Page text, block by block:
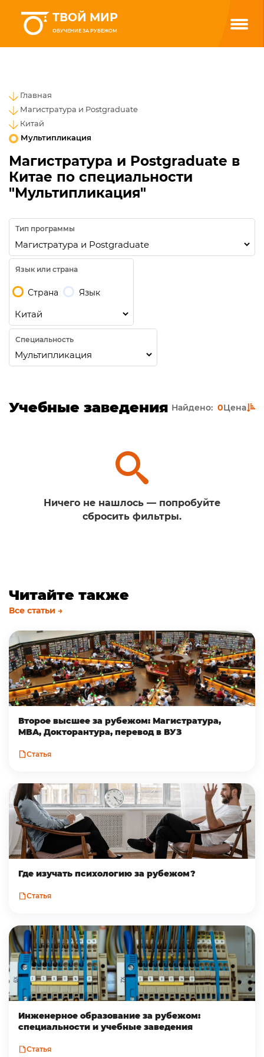
ТВОЙ МИР
ОБУЧЕНИЕ ЗА РУБЕЖОМ
Главная
Магистратура и Postgraduate
Китай
Мультипликация
Магистратура и Postgraduate в
Китае по специальности
"Мультипликация"
Тип программы
Язык или страна
Страна Язык
Специальность
Учебные заведения Найдено: 0Цена
Ничего не нашлось — попробуйте
сбросить фильтры.
Читайте также
Все статьи →
Второе высшее за рубежом: Магистратура,
MBA, Докторантура, перевод в ВУЗ
Статья
Где изучать психологию за рубежом?
Статья
Инженерное образование за рубежом:
специальности и учебные заведения
Статья